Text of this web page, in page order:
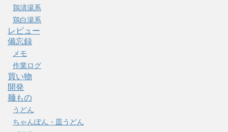
鶏清湯系
鶏白湯系
レビュー
備忘録
メモ
作業ログ
買い物
開発
麺もの
うどん
ちゃんぽん・皿うどん